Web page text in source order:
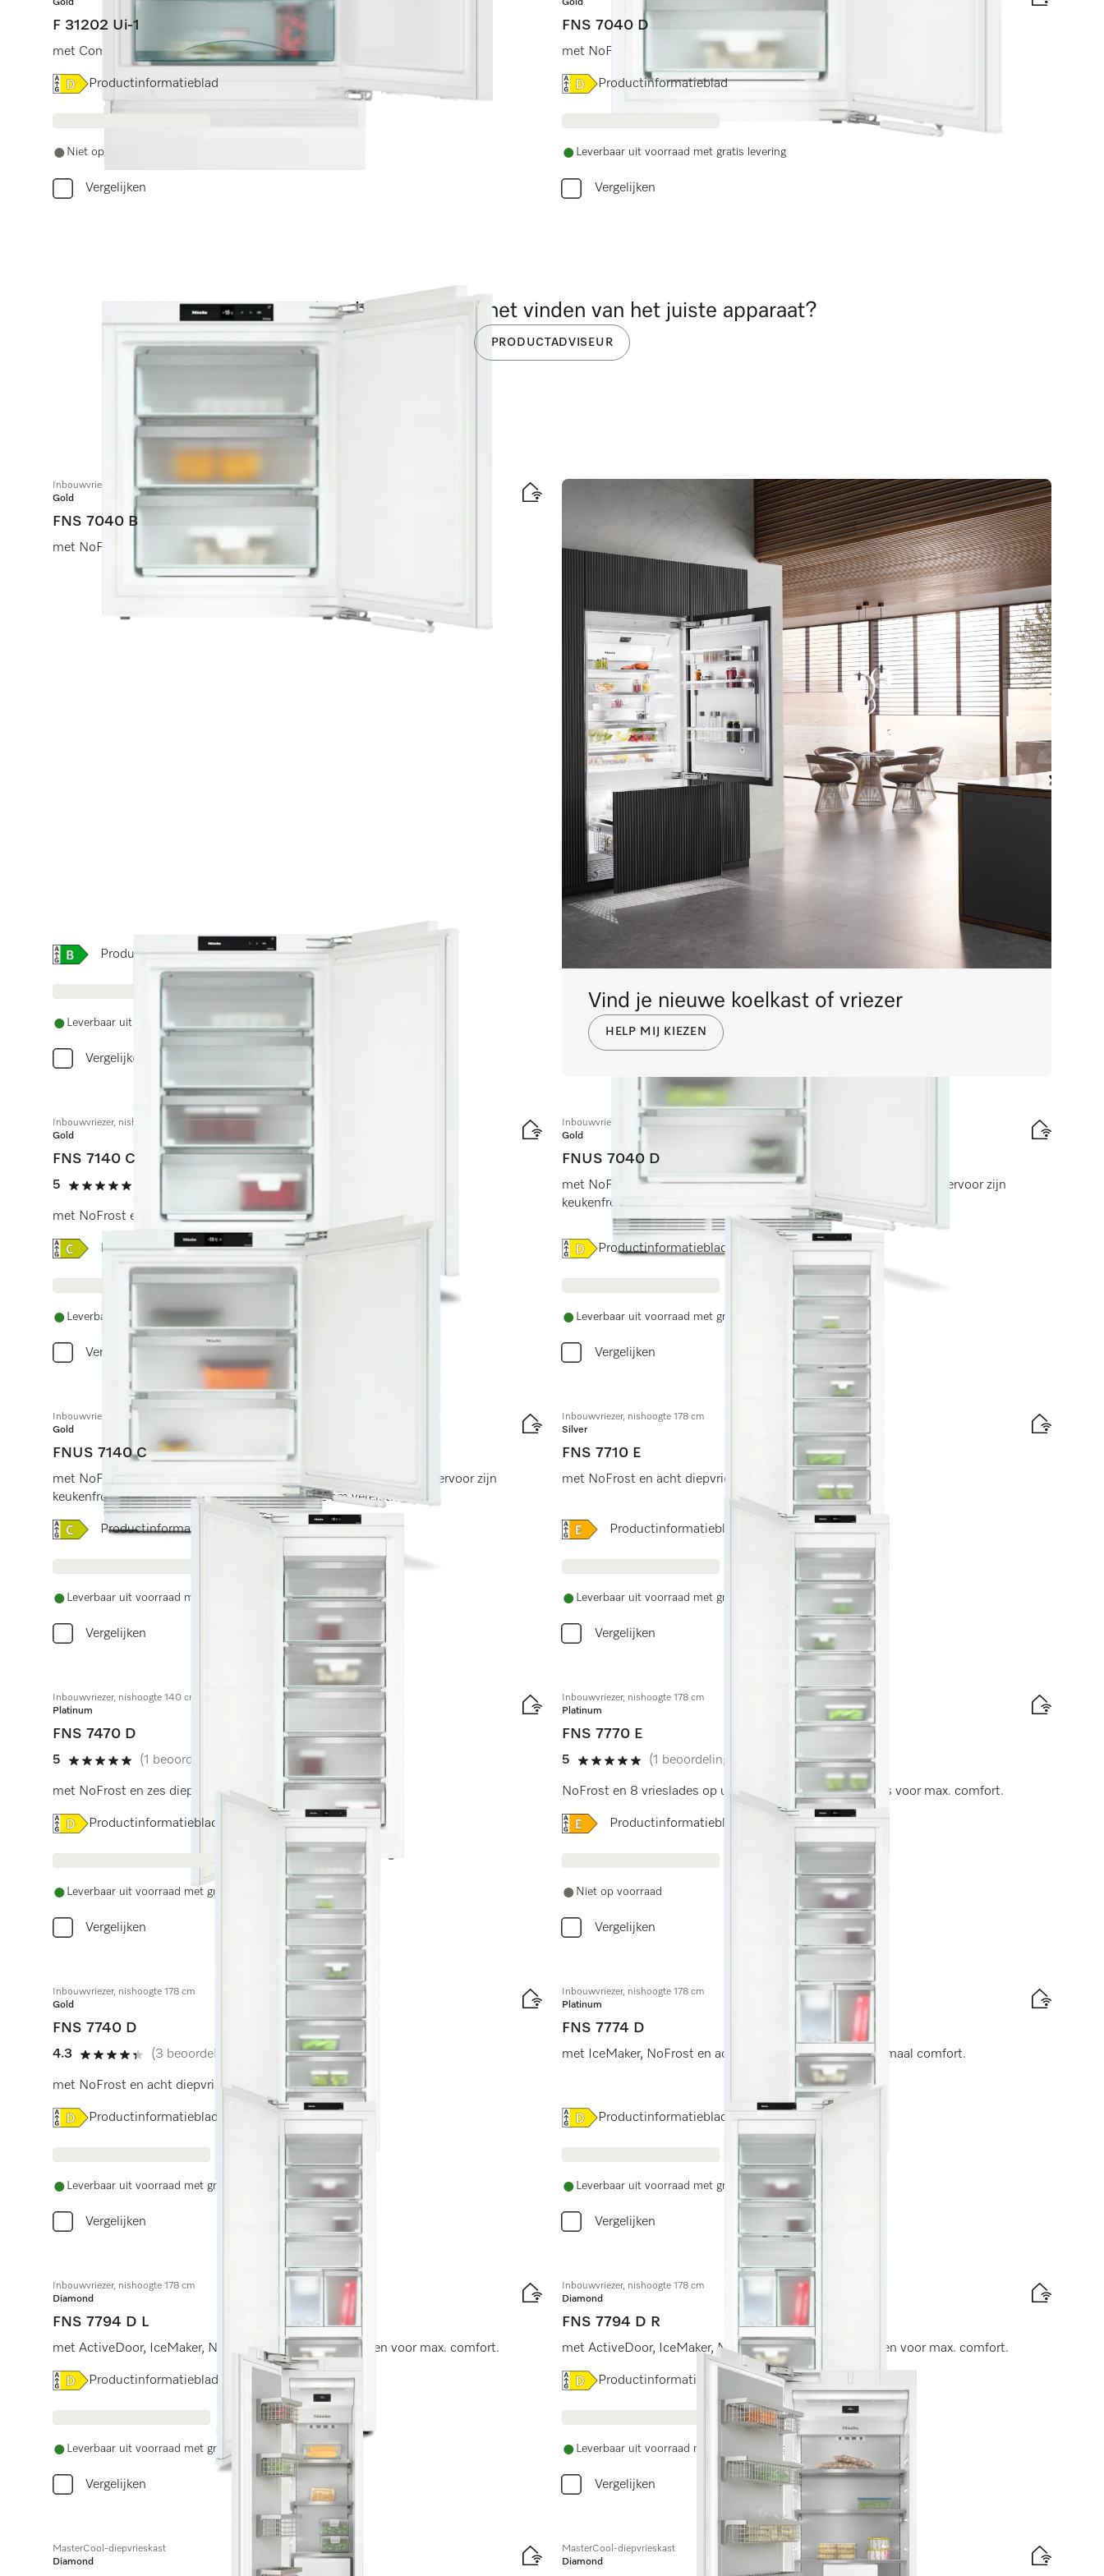
Gold
F 31202 Ui-1
met ComfortFrost voor comfortabel vriezen in compact formaat.
Online Label Flag, Energielabel
Productinformatieblad
Niet op voorraad
Vergelijken
Gold
FNS 7040 D
met NoFrost en drie diepvrieslades voor maximaal comfort.
Online Label Flag, Energielabel
Productinformatieblad
Leverbaar uit voorraad met gratis levering
Vergelijken
Inbouwvriezer, nishoogte 72 cm
Gold
FNS 7040 B
met NoFrost en drie diepvrieslades voor maximaal comfort.
Online Label Flag, Energielabel
Productinformatieblad
Leverbaar uit voorraad met gratis levering
Vergelijken
Inbouwvriezer, nishoogte 88 cm
Gold
FNS 7140 C
5
5 sterren op 5
(3 beoordelingen)
met NoFrost en vier diepvrieslades voor maximaal comfort.
Online Label Flag, Energielabel
Productinformatieblad
Leverbaar uit voorraad met gratis levering
Vergelijken
Inbouwvriezer, nishoogte 82–88 cm
Gold
FNUS 7040 D
met NoFrost, SoftClose en SuperFrost in een compact ontwerp. Hiervoor zijn
keukenfronten met een minimale hoogte van 72 cm vereist.
Online Label Flag, Energielabel
Productinformatieblad
Leverbaar uit voorraad met gratis levering
Vergelijken
Inbouwvriezer, nishoogte 86–92 cm
Gold
FNUS 7140 C
met NoFrost, SoftClose en SuperFrost in een compact ontwerp. Hiervoor zijn
keukenfronten met een minimale hoogte van 72 cm vereist.
Online Label Flag, Energielabel
Productinformatieblad
Leverbaar uit voorraad met gratis levering
Vergelijken
Inbouwvriezer, nishoogte 178 cm
Silver
FNS 7710 E
met NoFrost en acht diepvriesladen voor veel comfort.
Online Label Flag, Energielabel
Productinformatieblad
Leverbaar uit voorraad met gratis levering
Vergelijken
Inbouwvriezer, nishoogte 140 cm
Platinum
FNS 7470 D
5
5 sterren op 5
(1 beoordeling)
met NoFrost en zes diepvrieslades voor maximaal comfort.
Online Label Flag, Energielabel
Productinformatieblad
Leverbaar uit voorraad met gratis levering
Vergelijken
Inbouwvriezer, nishoogte 178 cm
Platinum
FNS 7770 E
5
5 sterren op 5
(1 beoordeling)
NoFrost en 8 vrieslades op uittrekbare telescopische rails voor max. comfort.
Online Label Flag, Energielabel
Productinformatieblad
Niet op voorraad
Vergelijken
Inbouwvriezer, nishoogte 178 cm
Gold
FNS 7740 D
4.3
4.3 sterren op 5
(3 beoordelingen)
met NoFrost en acht diepvriesladen voor veel comfort.
Online Label Flag, Energielabel
Productinformatieblad
Leverbaar uit voorraad met gratis levering
Vergelijken
Inbouwvriezer, nishoogte 178 cm
Platinum
FNS 7774 D
met IceMaker, NoFrost en acht diepvriesladen voor maximaal comfort.
Online Label Flag, Energielabel
Productinformatieblad
Leverbaar uit voorraad met gratis levering
Vergelijken
Inbouwvriezer, nishoogte 178 cm
Diamond
FNS 7794 D L
met ActiveDoor, IceMaker, NoFrost en acht diepvriesladen voor max. comfort.
Online Label Flag, Energielabel
Productinformatieblad
Leverbaar uit voorraad met gratis levering
Vergelijken
Inbouwvriezer, nishoogte 178 cm
Diamond
FNS 7794 D R
met ActiveDoor, IceMaker, NoFrost en acht diepvriesladen voor max. comfort.
Online Label Flag, Energielabel
Productinformatieblad
Leverbaar uit voorraad met gratis levering
Vergelijken
MasterCool-diepvrieskast
Diamond
MasterCool-diepvrieskast
Diamond
Heb je hulp nodig bij het vinden van het juiste apparaat?
PRODUCTADVISEUR
Vind je nieuwe koelkast of vriezer
HELP MIJ KIEZEN